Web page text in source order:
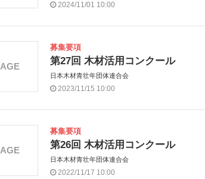
2024/11/01 10:00
募集要項
第27回 木材活用コンクール
日本木材青壮年団体連合会
2023/11/15 10:00
募集要項
第26回 木材活用コンクール
日本木材青壮年団体連合会
2022/11/17 10:00